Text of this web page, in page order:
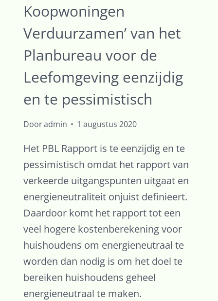
Koopwoningen
Verduurzamen’ van het
Planbureau voor de
Leefomgeving eenzijdig
en te pessimistisch
Dooradmin 1 augustus 2020
Het PBL Rapport is te eenzijdig en te
pessimistisch omdat het rapport van
verkeerde uitgangspunten uitgaat en
energieneutraliteit onjuist definieert.
Daardoor komt het rapport tot een
veel hogere kostenberekening voor
huishoudens om energieneutraal te
worden dan nodig is om het doel te
bereiken huishoudens geheel
energieneutraal te maken.